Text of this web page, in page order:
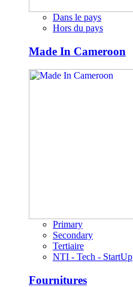
Dans le pays
Hors du pays
Made In Cameroon
Primary
Secondary
Tertiaire
NTI - Tech - StartUp
Fournitures